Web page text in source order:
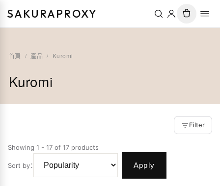
SAKURAPROXY
首頁 / 產品 / Kuromi
Kuromi
Filter
Showing 1 - 17 of 17 products
Sort by： Apply